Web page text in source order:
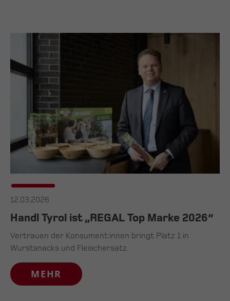
12.03.2026
Handl Tyrol ist „REGAL Top Marke 2026“
Vertrauen der Konsument:innen bringt Platz 1 in
Wurstsnacks und Fleischersatz.
MEHR